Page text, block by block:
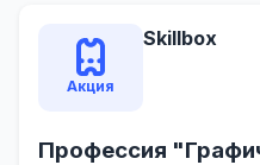
Акция
Skillbox
Профессия